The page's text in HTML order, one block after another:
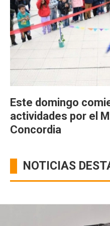
Este domingo
actividades por el
Concordia
NOTICIAS